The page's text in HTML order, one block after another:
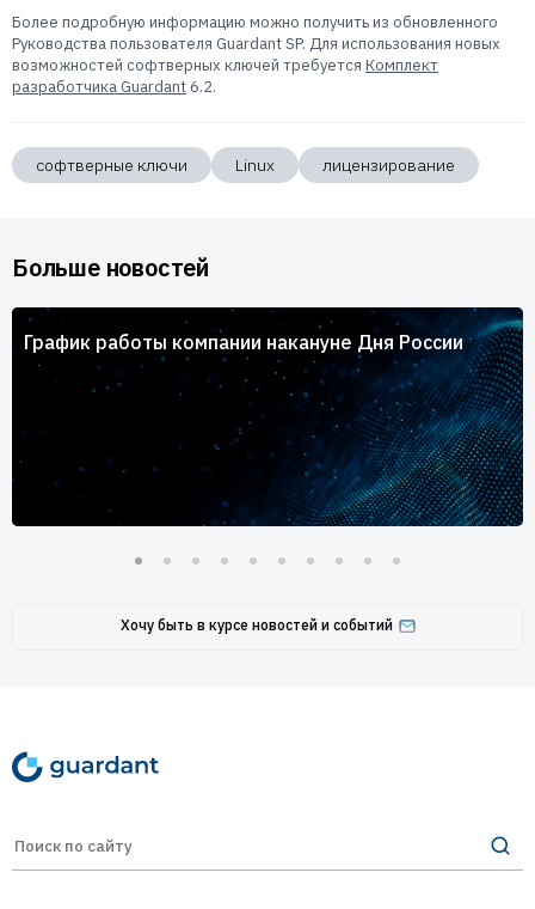
Более подробную информацию можно получить из обновленного
Руководства пользователя Guardant SP. Для использования новых
возможностей софтверных ключей требуется Комплект
разработчика Guardant6.2.
софтверные ключи Linux лицензирование
Больше новостей
График работы компании накануне Дня России
Хочу быть в курсе новостей и событий